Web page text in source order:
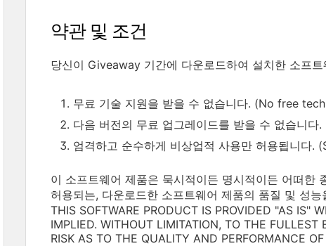
약관 및 조건
당신이 Giveaway 기간에 다운로드하여 설치한 소프
무료 기술 지원을 받을 수 없습니다. (No free
다음 버전의 무료 업그레이드를 받을 수 없습니
엄격하고 순수하게 비상업적 사용만 허용됩니다
이 소프트웨어 제품은 묵시적이든 명시적이든 어떠한
허용되는, 다운로드한 소프트웨어 제품의 품질 및 성
THIS SOFTWARE PRODUCT IS PROVIDED "AS IS"
IMPLIED. WITHOUT LIMITATION, TO THE
RISK AS TO THE QUALITY AND PERFORMANCE